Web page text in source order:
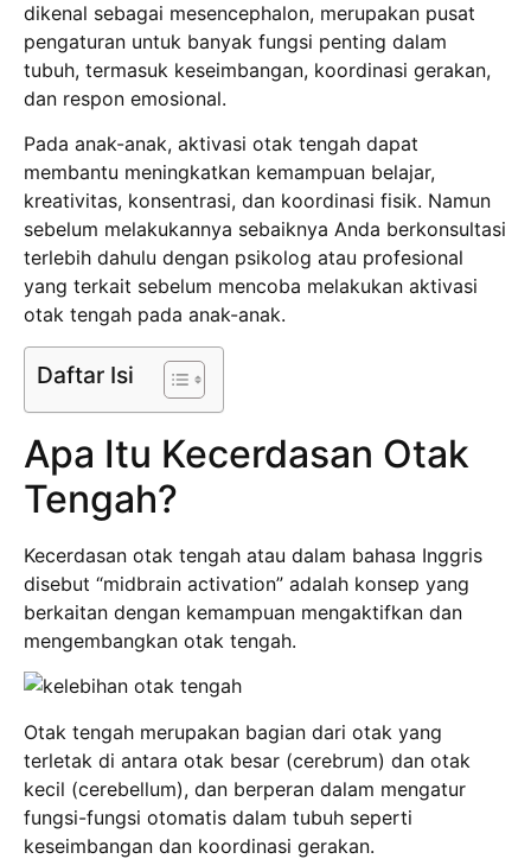
dikenal sebagai mesencephalon, merupakan pusat
pengaturan untuk banyak fungsi penting dalam
tubuh, termasuk keseimbangan, koordinasi gerakan,
dan respon emosional.
Pada anak-anak, aktivasi otak tengah dapat
membantu meningkatkan kemampuan belajar,
kreativitas, konsentrasi, dan koordinasi fisik. Namun
sebelum melakukannya sebaiknya Anda berkonsultasi
terlebih dahulu dengan psikolog atau profesional
yang terkait sebelum mencoba melakukan aktivasi
otak tengah pada anak-anak.
Daftar Isi
Apa Itu Kecerdasan Otak
Tengah?
Kecerdasan otak tengah atau dalam bahasa Inggris
disebut “midbrain activation” adalah konsep yang
berkaitan dengan kemampuan mengaktifkan dan
mengembangkan otak tengah.
Otak tengah merupakan bagian dari otak yang
terletak di antara otak besar (cerebrum) dan otak
kecil (cerebellum), dan berperan dalam mengatur
fungsi-fungsi otomatis dalam tubuh seperti
keseimbangan dan koordinasi gerakan.